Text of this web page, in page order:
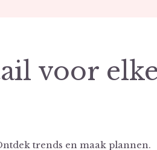
voor
trends en maak plannen.